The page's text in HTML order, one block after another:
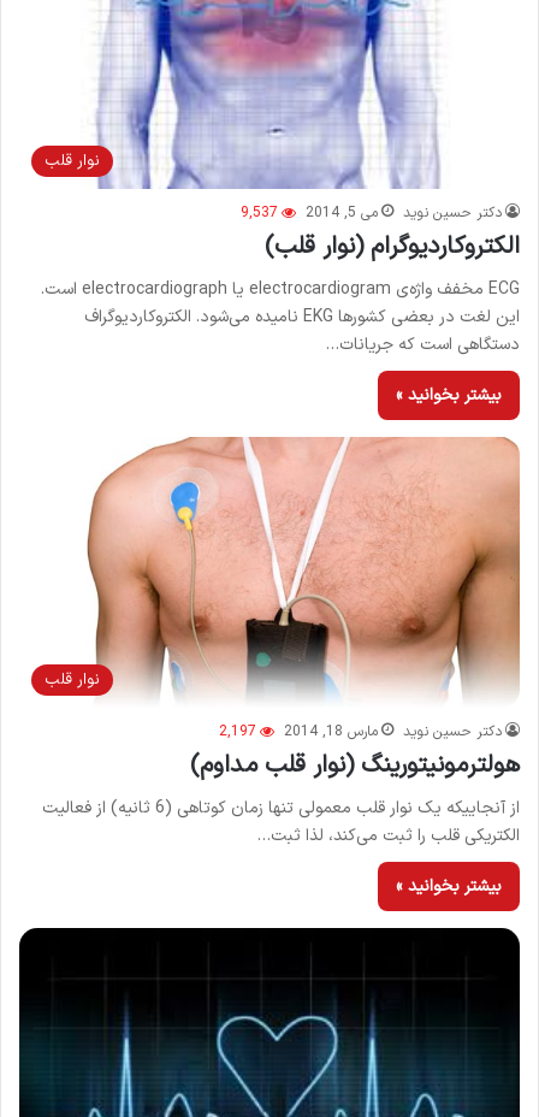
نوار قلب
دکتر حسین نوید می 5, 2014 9,537
الکتروکاردیوگرام (نوار قلب)
ECG مخفف واژه‌ی electrocardiogram یا electrocardiograph است.
این لغت در بعضی کشورها EKG نامیده می‌شود. الکتروکاردیوگراف
دستگاهی است که جریانات…
بیشتر بخوانید »
نوار قلب
دکتر حسین نوید مارس 18, 2014 2,197
هولترمونیتورینگ (نوار قلب مداوم)
از آنجاییکه یک نوار قلب معمولی تنها زمان کوتاهی (6 ثانیه) از فعالیت
الکتریکی قلب را ثبت می‌کند، لذا ثبت…
بیشتر بخوانید »